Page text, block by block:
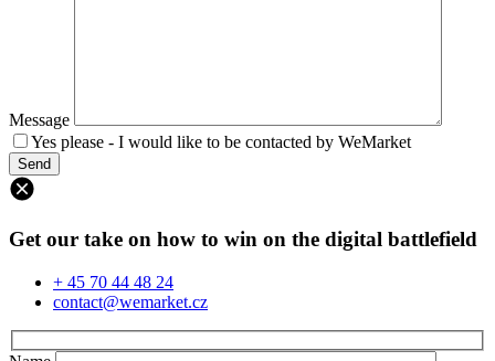
Message
Yes please - I would like to be contacted by WeMarket
Get our take on how to win on the digital battlefield
+ 45 70 44 48 24
contact@wemarket.cz